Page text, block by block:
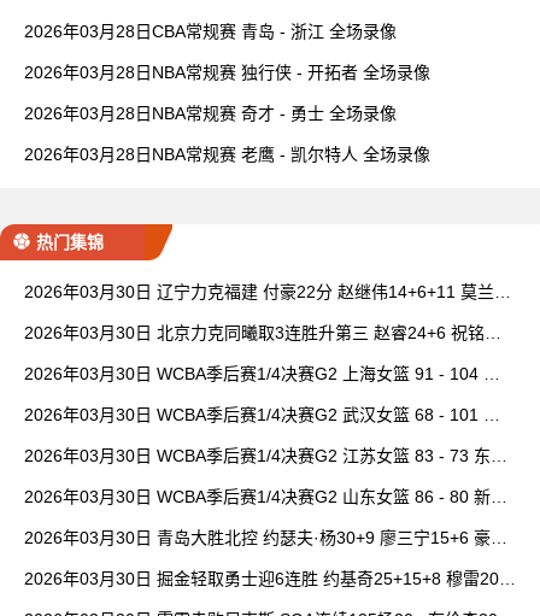
2026年03月28日CBA常规赛 青岛 - 浙江 全场录像
2026年03月28日NBA常规赛 独行侠 - 开拓者 全场录像
2026年03月28日NBA常规赛 奇才 - 勇士 全场录像
2026年03月28日NBA常规赛 老鹰 - 凯尔特人 全场录像
热门集锦
2026年03月30日 辽宁力克福建 付豪22分 赵继伟14+6+11 莫兰德
2026年03月30日 北京力克同曦取3连胜升第三 赵睿24+6 祝铭震1
2026年03月30日 WCBA季后赛1/4决赛G2 上海女篮 91 - 104 四
2026年03月30日 WCBA季后赛1/4决赛G2 武汉女篮 68 - 101 山
2026年03月30日 WCBA季后赛1/4决赛G2 江苏女篮 83 - 73 东莞
2026年03月30日 WCBA季后赛1/4决赛G2 山东女篮 86 - 80 新疆
2026年03月30日 青岛大胜北控 约瑟夫·杨30+9 廖三宁15+6 豪斯
2026年03月30日 掘金轻取勇士迎6连胜 约基奇25+15+8 穆雷20+